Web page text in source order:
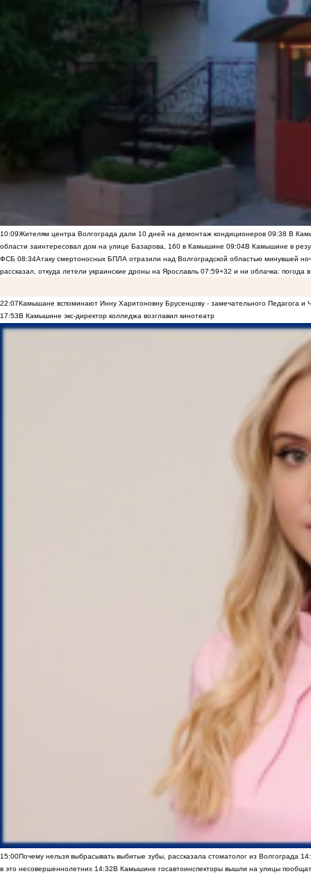
10:09Жителям центра Волгограда дали 10 дней на демонтаж кондиционеров 09:38 В
области заинтересовал дом на улице Базарова, 160 в Камышине 09:04В Камышине в
ФСБ 08:34Атаку смертоносных БПЛА отразили над Волгоградской областью минувшей
рассказал, откуда летели украинские дроны на Ярославль 07:59+32 и ни облачка: погода
22:07Камышане вспоминают Инну Харитоновну Брусенцову - замечательного Педагога и
17:53В Камышине экс-директор колледжа возглавил кинотеатр
15:00Почему нельзя выбрасывать выбитые зубы, рассказала стоматолог из Волгограда
в это несовершеннолетних 14:32В Камышине госавтоинспекторы вышли на улицы